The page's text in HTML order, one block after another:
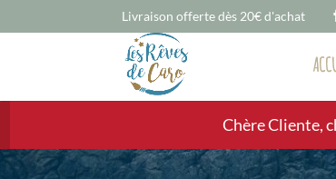
Livraison offerte dès 20€ d'achat
Chère Cliente,